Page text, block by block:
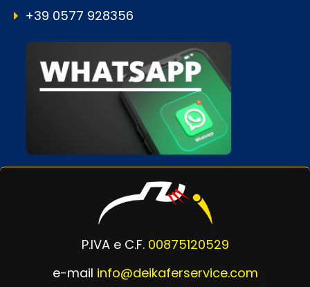
+39 0577 928356
P.IVA e C.F. 00875120529
e-mail info@deikaferservice.com